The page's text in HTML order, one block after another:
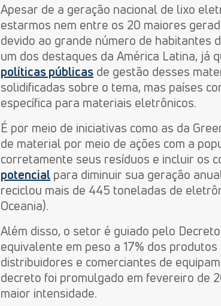
Apesar de a geração nacional de lixo
estarmos nem entre os 20 maiores
devido ao grande número de habitantes
um dos destaques da América Latina, já
políticas públicas de gestão desses
solidificadas sobre o tema, mas países
específica para materiais eletrônicos.
É por meio de iniciativas como as da
de material por meio de ações com a
corretamente seus resíduos e incluir os
potencial para diminuir sua geração
reciclou mais de 445 toneladas de
Oceania).
Além disso, o setor é guiado pelo
equivalente em peso a 17% dos
distribuidores e comerciantes de
decreto foi promulgado em fevereiro de
maior intensidade.